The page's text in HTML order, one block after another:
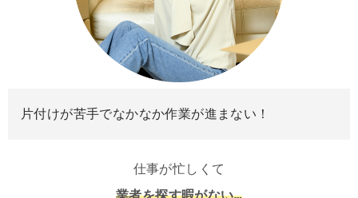
片付けが苦手でなかなか作業が進まない！
仕事が忙しくて